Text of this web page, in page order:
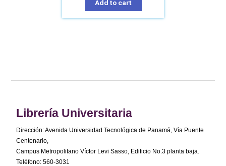
Add to cart
Librería Universitaria
Dirección: Avenida Universidad Tecnológica de Panamá, Vía Puente
Centenario,
Campus Metropolitano Víctor Levi Sasso, Edificio No.3 planta baja.
Teléfono: 560-3031